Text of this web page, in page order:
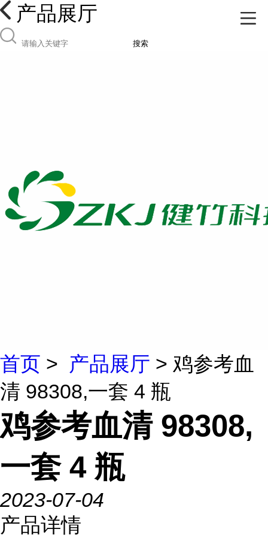
产品展厅
搜索
首页 > 产品展厅 > 鸡参考血
清 98308,一套 4 瓶
鸡参考血清 98308,
一套 4 瓶
2023-07-04
产品详情